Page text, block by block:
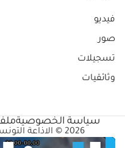
فيديو
صور
تسجيلات
وثائقيات
2026 © الاذاعة التونسية - جميع الحقوق محفوظة
سياسة الخصوصية